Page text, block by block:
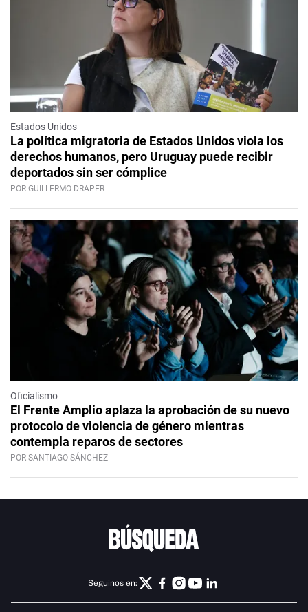
Estados Unidos
La política migratoria de Estados Unidos viola los
derechos humanos, pero Uruguay puede recibir
deportados sin ser cómplice
POR GUILLERMO DRAPER
Oficialismo
El Frente Amplio aplaza la aprobación de su nuevo
protocolo de violencia de género mientras
contempla reparos de sectores
POR SANTIAGO SÁNCHEZ
Seguinos en: